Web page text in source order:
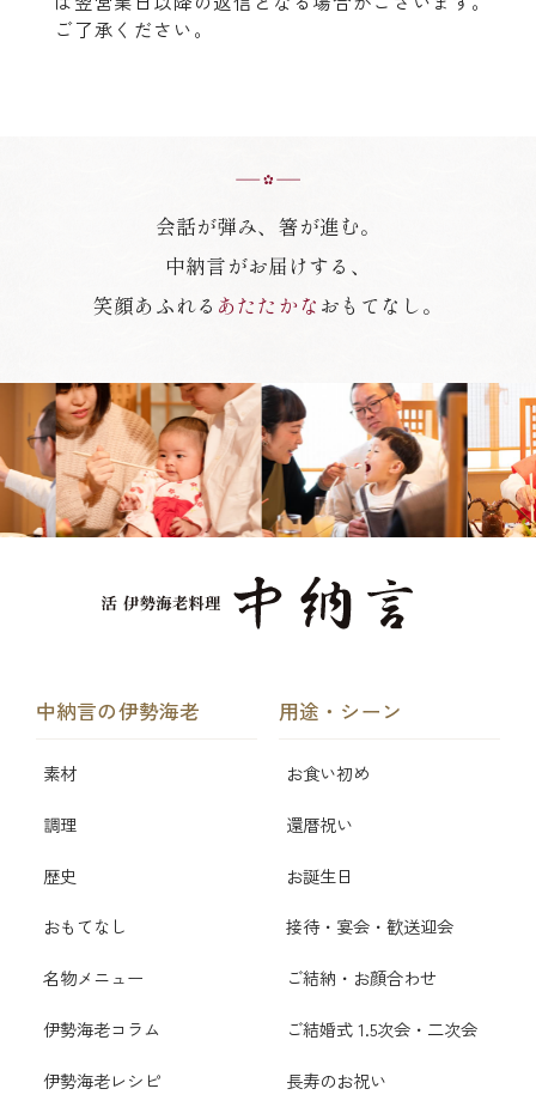
ご了承ください。
会話が弾み、箸が進む。
中納言がお届けする、
笑顔あふれる あたたかな おもてなし。
中納言の伊勢海老
素材
調理
歴史
おもてなし
名物メニュー
伊勢海老コラム
伊勢海老レシピ
用途・シーン
お食い初め
還暦祝い
お誕生日
接待・宴会・歓送迎会
ご結納・お顔合わせ
ご結婚式 1.5次会・二次会
長寿のお祝い